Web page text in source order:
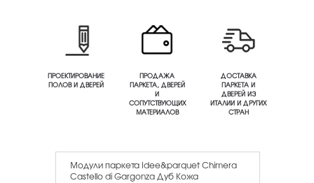
ПРОЕКТИРОВАНИЕ
ПОЛОВ И ДВЕРЕЙ
ПРОДАЖА
ПАРКЕТА, ДВЕРЕЙ
И
СОПУТСТВУЮЩИХ
МАТЕРИАЛОВ
ДОСТАВКА
ПАРКЕТА И
ДВЕРЕЙ ИЗ
ИТАЛИИ И ДРУГИХ
СТРАН
Модули паркета Idee&parquet Chimera
Castello di Gargonza Дуб Кожа